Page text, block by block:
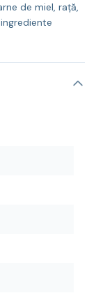
de miel, rață,